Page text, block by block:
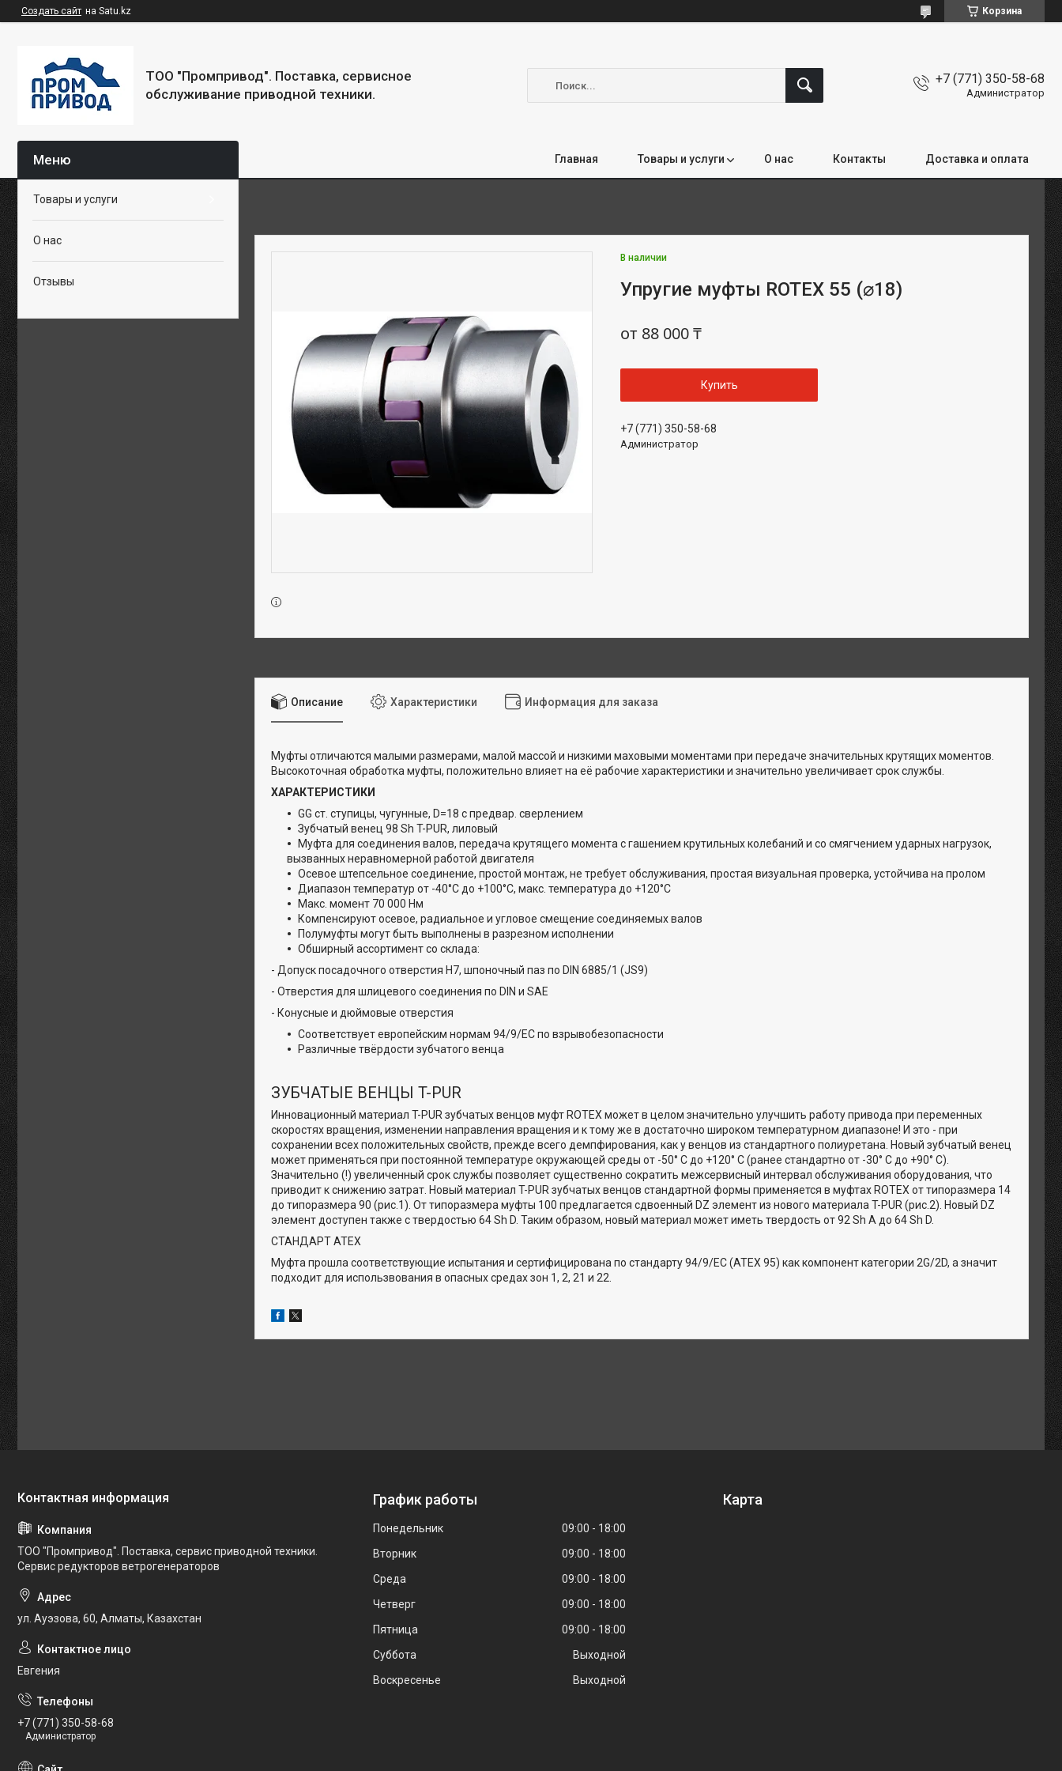
Создать сайт на Satu.kz Корзина
ТОО "Промпривод". Поставка, сервисное
обслуживание приводной техники.
+7 (771) 350-58-68
Администратор
Главная Товары и услуги О нас Контакты Доставка и оплата
В наличии
Упругие муфты ROTEX 55 (⌀18)
от 88 000 ₸
Купить
+7 (771) 350-58-68
Администратор
Описание Характеристики Информация для заказа
Муфты отличаются малыми размерами, малой массой и низкими маховыми моментами при передаче значительных крутящих моментов.
Высокоточная обработка муфты, положительно влияет на её рабочие характеристики и значительно увеличивает срок службы.
ХАРАКТЕРИСТИКИ
GG ст. ступицы, чугунные, D=18 с предвар. сверлением
Зубчатый венец 98 Sh T-PUR, лиловый
Муфта для соединения валов, передача крутящего момента с гашением крутильных колебаний и со смягчением ударных нагрузок,
вызванных неравномерной работой двигателя
Осевое штепсельное соединение, простой монтаж, не требует обслуживания, простая визуальная проверка, устойчива на пролом
Диапазон температур от -40°C до +100°C, макс. температура до +120°C
Макс. момент 70 000 Нм
Компенсируют осевое, радиальное и угловое смещение соединяемых валов
Полумуфты могут быть выполнены в разрезном исполнении
Обширный ассортимент со склада:
- Допуск посадочного отверстия H7, шпоночный паз по DIN 6885/1 (JS9)
- Отверстия для шлицевого соединения по DIN и SAE
- Конусные и дюймовые отверстия
Соответствует европейским нормам 94/9/ЕС по взрывобезопасности
Различные твёрдости зубчатого венца
ЗУБЧАТЫЕ ВЕНЦЫ T-PUR
Инновационный материал T-PUR зубчатых венцов муфт ROTEX может в целом значительно улучшить работу привода при переменных
скоростях вращения, изменении направления вращения и к тому же в достаточно широком температурном диапазоне! И это - при
сохранении всех положительных свойств, прежде всего демпфирования, как у венцов из стандартного полиуретана. Новый зубчатый венец
может применяться при постоянной температуре окружающей среды от -50° C до +120° C (ранее стандартно от -30° C до +90° C).
Значительно (!) увеличенный срок службы позволяет существенно сократить межсервисный интервал обслуживания оборудования, что
приводит к снижению затрат. Новый материал T-PUR зубчатых венцов стандартной формы применяется в муфтах ROTEX от типоразмера 14
до типоразмера 90 (рис.1). От типоразмера муфты 100 предлагается сдвоенный DZ элемент из нового материала T-PUR (рис.2). Новый DZ
элемент доступен также с твердостью 64 Sh D. Таким образом, новый материал может иметь твердость от 92 Sh A до 64 Sh D.
СТАНДАРТ ATEX
Муфта прошла соответствующие испытания и сертифицирована по стандарту 94/9/EC (ATEX 95) как компонент категории 2G/2D, а значит
подходит для использвования в опасных средах зон 1, 2, 21 и 22.
Товары и услуги
О нас
Отзывы
ТОО "Промпривод". Поставка, сервис приводной техники.
Сервис редукторов ветрогенераторов
ул. Ауэзова, 60, Алматы, Казахстан
Евгения
+7 (771) 350-58-68
Администратор
График работы
Понедельник 09:00
18:00
Вторник
09:00
18:00
Среда
09:00
18:00
Четверг
09:00
18:00
Пятница
09:00
18:00
Суббота
Выходной
Воскресенье
Выходной
Карта